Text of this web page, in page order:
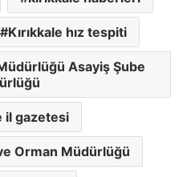
Kırıkkale hız tespiti
Asayiş Şube
il gazetesi
Orman Müdürlüğü